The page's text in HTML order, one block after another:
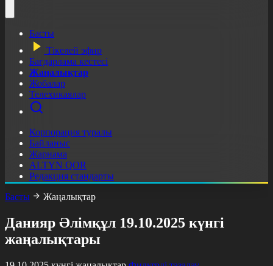
Басты
Тікелей эфир
Бағдарлама кестесі
Жаңалықтар
Жобалар
Телехикаялар
Корпорация туралы
Байланыс
Жарнама
ALTYN QOR
Редакция стандарты
Басты
Жаңалықтар
Данияр Әлімқұл 19.10.2025 күнгі
жаңалықтары